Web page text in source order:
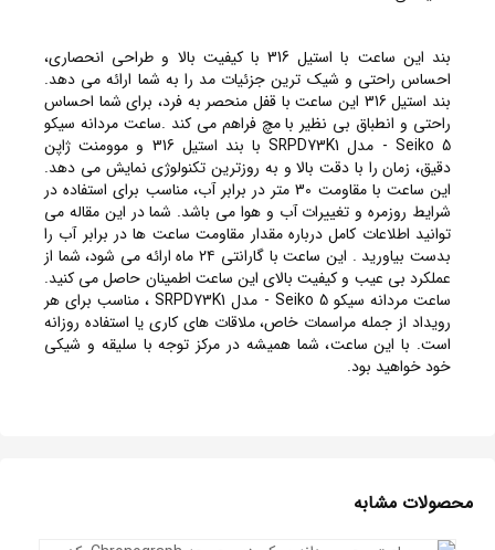
بند این ساعت با استیل 316 با کیفیت بالا و طراحی انحصاری،
احساس راحتی و شیک ترین جزئیات مد را به شما ارائه می دهد.
بند استیل 316 این ساعت با قفل منحصر به فرد، برای شما احساس
راحتی و انطباق بی نظیر با مچ فراهم می کند .ساعت مردانه سیکو
5 Seiko - مدل SRPD73K1 با بند استیل 316 و موومنت ژاپن
دقیق، زمان را با دقت بالا و به روزترین تکنولوژی نمایش می دهد.
این ساعت با مقاومت 30 متر در برابر آب، مناسب برای استفاده در
شرایط روزمره و تغییرات آب و هوا می باشد. شما در این مقاله می
توانید اطلاعات کامل درباره مقدار مقاومت ساعت ها در برابر آب را
بدست بیاورید . این ساعت با گارانتی ۲۴ ماه ارائه می شود، شما از
عملکرد بی عیب و کیفیت بالای این ساعت اطمینان حاصل می کنید.
ساعت مردانه سیکو 5 Seiko - مدل SRPD73K1 ، مناسب برای هر
رویداد از جمله مراسمات خاص، ملاقات های کاری یا استفاده روزانه
است. با این ساعت، شما همیشه در مرکز توجه با سلیقه و شیکی
خود خواهید بود.
محصولات مشابه